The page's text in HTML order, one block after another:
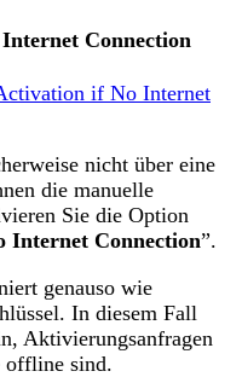
Connection
if No Internet
nicht über eine
die manuelle
Sie die Option
Internet Connection”.
genauso wie
In diesem Fall
Aktivierungsanfragen
offline sind.